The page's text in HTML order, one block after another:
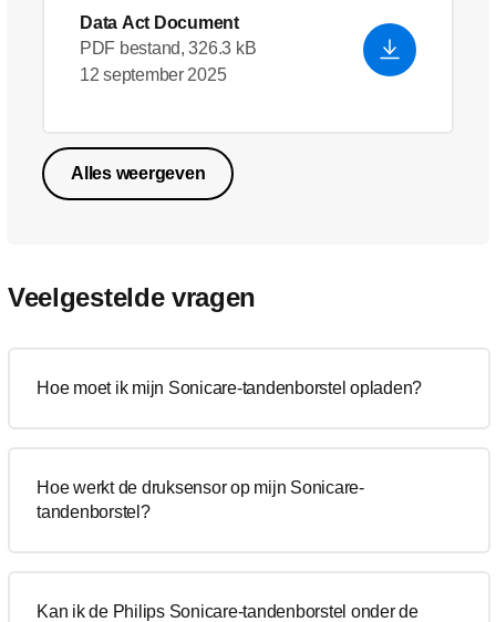
Data Act Document
PDF bestand, 326.3 kB
12 september 2025
Alles weergeven
Veelgestelde vragen
Hoe moet ik mijn Sonicare-tandenborstel opladen?
Hoe werkt de druksensor op mijn Sonicare-
tandenborstel?
Kan ik de Philips Sonicare-tandenborstel onder de